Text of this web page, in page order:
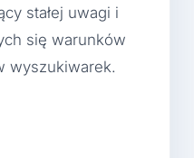
stałej uwagi i
się warunków
wyszukiwarek.